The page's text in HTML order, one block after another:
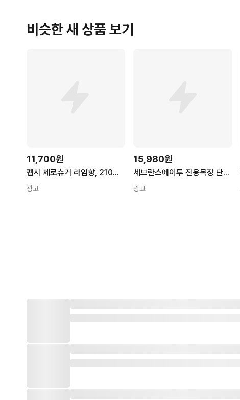
비슷한 새 상품 보기
11,700원
펩시 제로슈거 라임향, 210ml, 30개
광고
15,980원
세브란스에이투 전용목장 단백우유, 180ml, 24개
광고